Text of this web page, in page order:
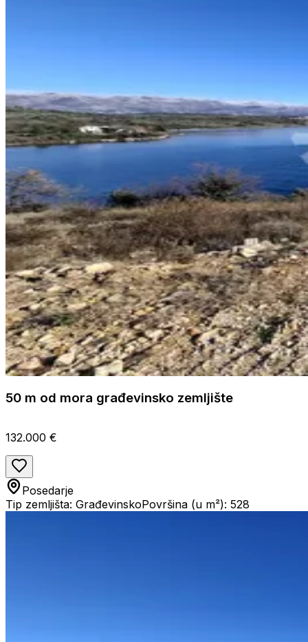
50 m od mora građevinsko zemljište
132.000 €
Posedarje
Tip zemljišta: GrađevinskoPovršina (u m²): 528